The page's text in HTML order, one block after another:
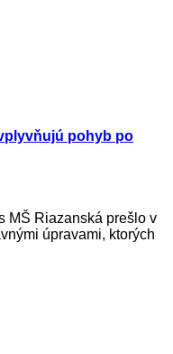
pohyb po
MŠ Riazanská prešlo v
úpravami, ktorých